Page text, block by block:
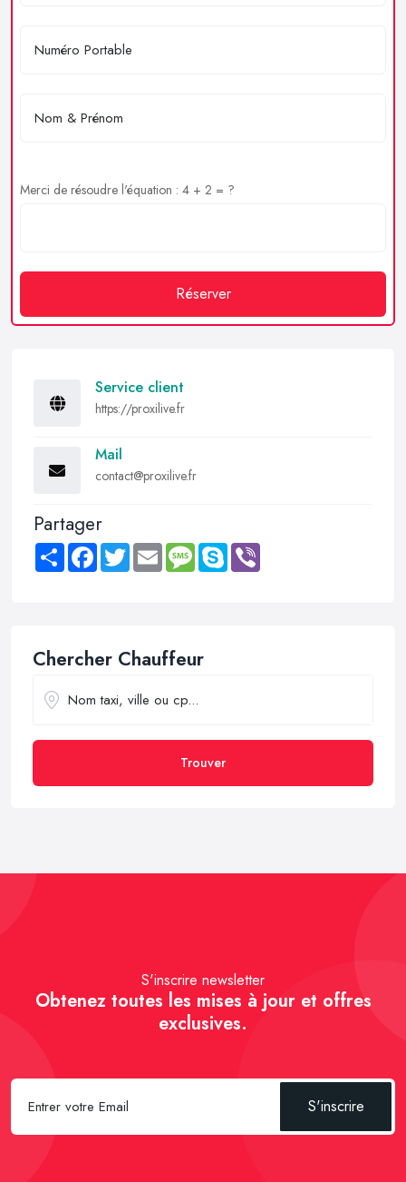
Merci de résoudre l'équation : 4 + 2 = ?
Réserver
Service client
https://proxilive.fr
Mail
contact@proxilive.fr
Partager
Share FacebookTwitter Email MessageSkype
Chercher Chauffeur
Trouver
S'inscrire newsletter
Obtenez toutes les mises à jour et offres
exclusives.
S'inscrire